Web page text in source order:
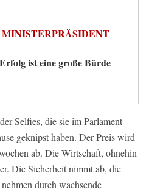
ist eine große Bürde
Selfies, die sie im Parlament
geknipst haben. Der Preis wird
ab. Die Wirtschaft, ohnehin
Die Sicherheit nimmt ab, die
durch wachsende